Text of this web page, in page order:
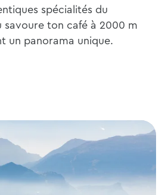
spécialités du
savoure ton café à 2000 m
un panorama unique.